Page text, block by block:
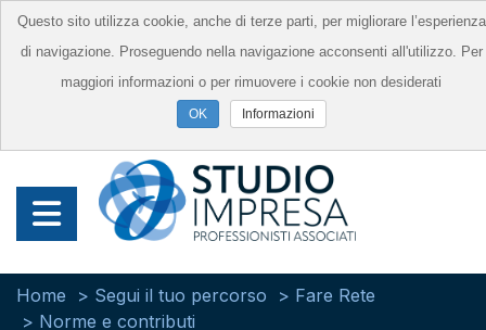
Home Segui il tuo percorso
Fare Rete
Norme e contributi
Questo sito utilizza cookie, anche di terze parti, per migliorare l’esperienza
di navigazione. Proseguendo nella navigazione acconsenti all'utilizzo. Per
maggiori informazioni o per rimuovere i cookie non desiderati
Informazioni